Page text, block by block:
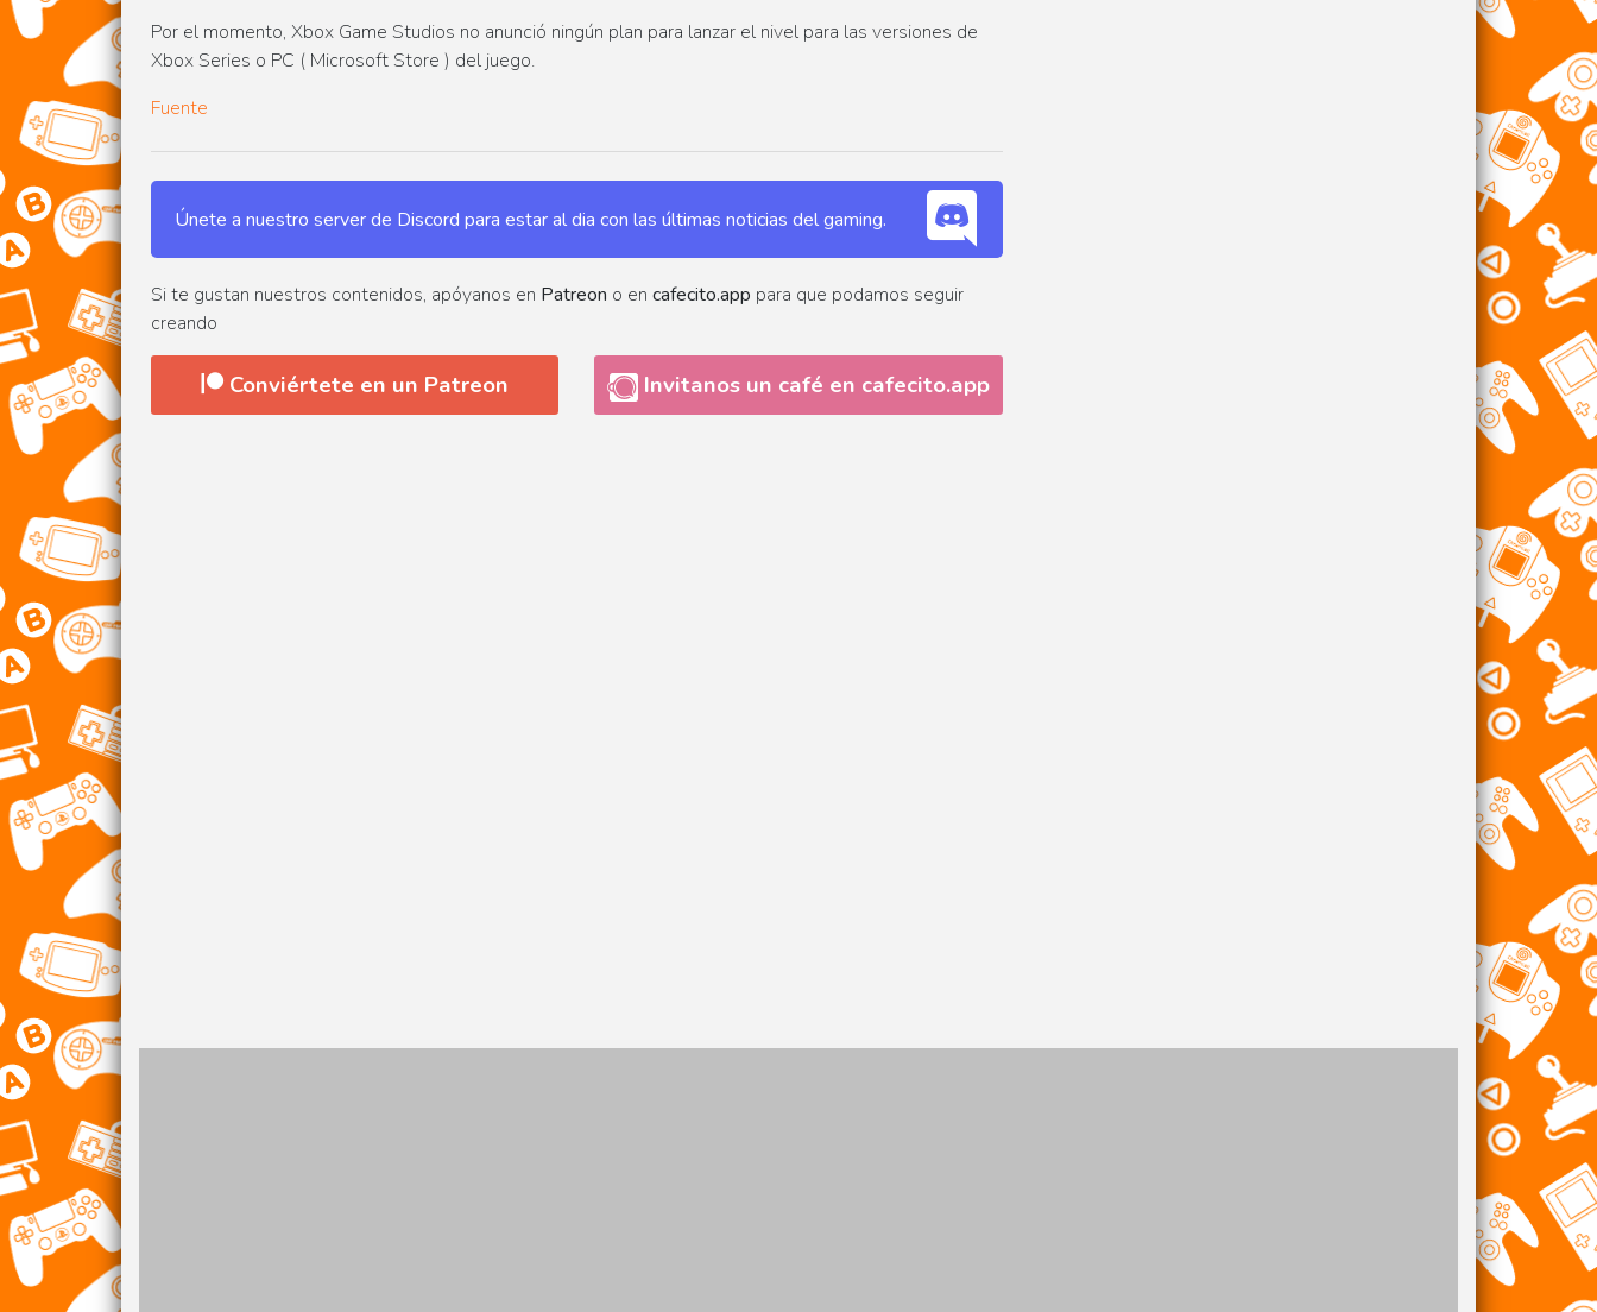
Por el momento, Xbox Game Studios no anunció ningún plan para lanzar el nivel para las versiones de
Xbox Series o PC ( Microsoft Store ) del juego.
Fuente
Únete a nuestro server de Discord para estar al dia con las últimas noticias del gaming.
Si te gustan nuestros contenidos, apóyanos en Patreon o en cafecito.app para que podamos seguir
creando
Conviértete en un Patreon Invitanos un café en cafecito.app